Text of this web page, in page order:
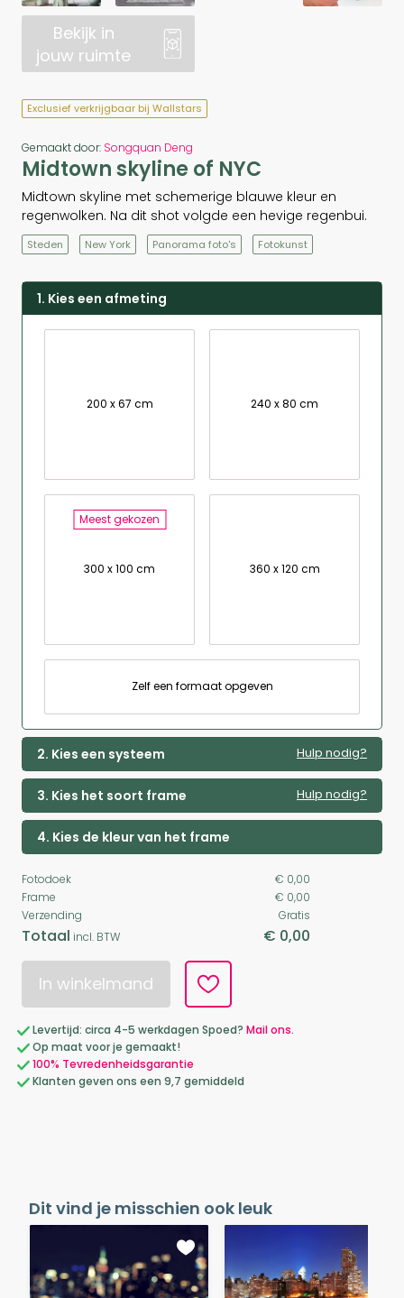
Bekijk in
jouw ruimte
Exclusief verkrijgbaar bij Wallstars
Gemaakt door: Songquan Deng
Midtown skyline of NYC
Midtown skyline met schemerige blauwe kleur en
regenwolken. Na dit shot volgde een hevige regenbui.
Steden New York Panorama foto's Fotokunst
1. Kies een afmeting
200 x 67 cm 240 x 80 cm
Meest gekozen
300 x 100 cm 360 x 120 cm
Zelf een formaat opgeven
2. Kies een systeem Hulp nodig?
3. Kies het soort frame Hulp nodig?
4. Kies de kleur van het frame
Fotodoek
€ 0,00
Frame
€ 0,00
Verzending
Gratis
Totaal incl. BTW € 0,00
In winkelmand
Levertijd: circa 4-5 werkdagen Spoed? Mail ons.
Op maat voor je gemaakt!
100% Tevredenheidsgarantie
Klanten geven ons een 9,7 gemiddeld
Dit vind je misschien ook leuk